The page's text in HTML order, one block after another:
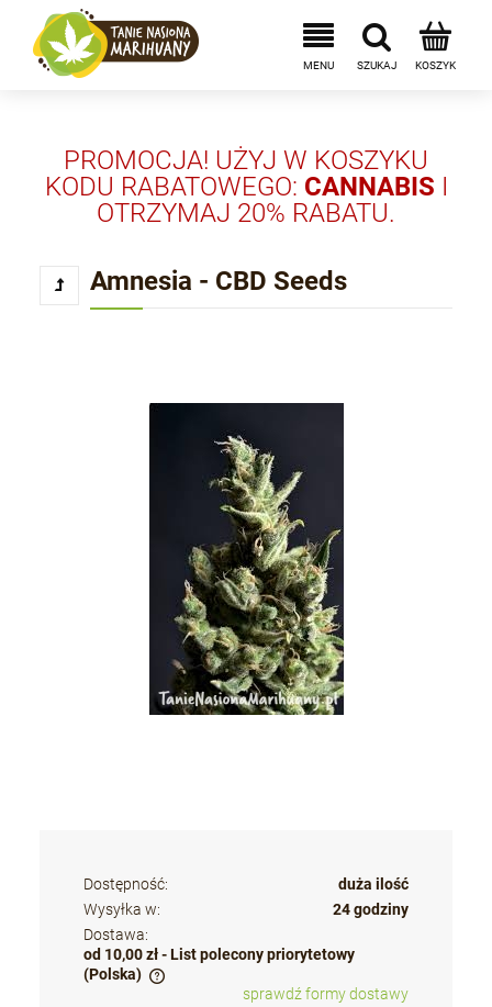
PROMOCJA! UŻYJ W KOSZYKU
KODU RABATOWEGO: CANNABIS I
OTRZYMAJ 20% RABATU.
Amnesia - CBD Seeds
Dostępność:
duża ilość
Wysyłka w:
24 godziny
Dostawa:
od 10,00 zł - List polecony priorytetowy
(Polska)
Cena nie zawiera ewentualnych kosztów płatności
sprawdź formy dostawy